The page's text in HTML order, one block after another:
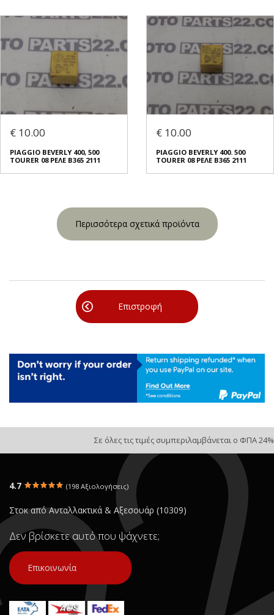
€ 10.00
PIAGGIO BEVERLY 400, 500
TOURER 08 ΡΕΛΕ B365 2111
€ 10.00
PIAGGIO BEVERLY 400. 500
TOURER 08 ΡΕΛΕ B365 2111
Περισσότερα σχετικά προϊόντα
Επιστροφή
Σε όλες τις τιμές συμπεριλαμβάνεται ο ΦΠΑ 24%
4.7 (198 Αξιολογήσεις)
Στοκ από Ανταλλακτικά & Αξεσουάρ (10309)
Δεν βρίσκετε αυτό που ψάχνετε;
Επικοινωνία